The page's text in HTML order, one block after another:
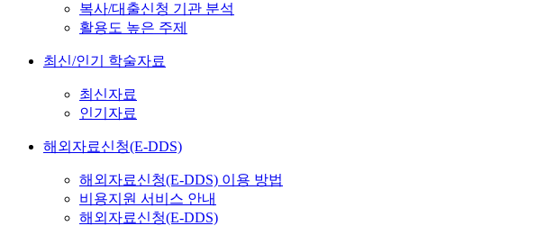
복사/대출신청 기관 분석
활용도 높은 주제
최신/인기 학술자료
최신자료
인기자료
해외자료신청(E-DDS)
해외자료신청(E-DDS) 이용 방법
비용지원 서비스 안내
해외자료신청(E-DDS)